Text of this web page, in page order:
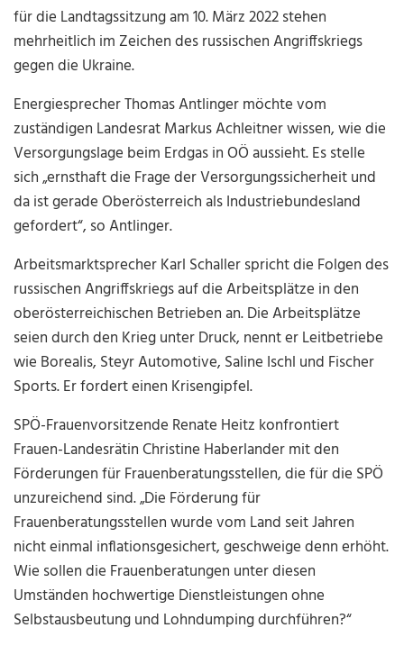
für die Landtagssitzung am 10. März 2022 stehen
mehrheitlich im Zeichen des russischen Angriffskriegs
gegen die Ukraine.
Energiesprecher Thomas Antlinger möchte vom
zuständigen Landesrat Markus Achleitner wissen, wie die
Versorgungslage beim Erdgas in OÖ aussieht. Es stelle
sich „ernsthaft die Frage der Versorgungssicherheit und
da ist gerade Oberösterreich als Industriebundesland
gefordert“, so Antlinger.
Arbeitsmarktsprecher Karl Schaller spricht die Folgen des
russischen Angriffskriegs auf die Arbeitsplätze in den
oberösterreichischen Betrieben an. Die Arbeitsplätze
seien durch den Krieg unter Druck, nennt er Leitbetriebe
wie Borealis, Steyr Automotive, Saline Ischl und Fischer
Sports. Er fordert einen Krisengipfel.
SPÖ-Frauenvorsitzende Renate Heitz konfrontiert
Frauen-Landesrätin Christine Haberlander mit den
Förderungen für Frauenberatungsstellen, die für die SPÖ
unzureichend sind. „Die Förderung für
Frauenberatungsstellen wurde vom Land seit Jahren
nicht einmal inflationsgesichert, geschweige denn erhöht.
Wie sollen die Frauenberatungen unter diesen
Umständen hochwertige Dienstleistungen ohne
Selbstausbeutung und Lohndumping durchführen?“